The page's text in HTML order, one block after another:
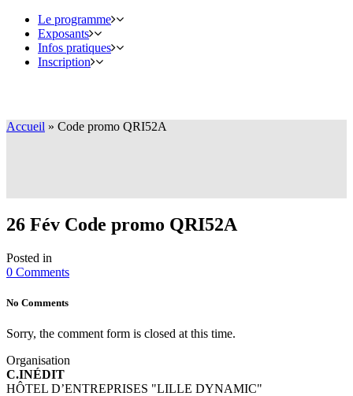
Le programme
Exposants
Infos pratiques
Inscription
Accueil » Code promo QRI52A
26 Fév Code promo QRI52A
Posted in
0 Comments
No Comments
Sorry, the comment form is closed at this time.
Organisation
C.INÉDIT
HÔTEL D’ENTREPRISES "LILLE DYNAMIC"